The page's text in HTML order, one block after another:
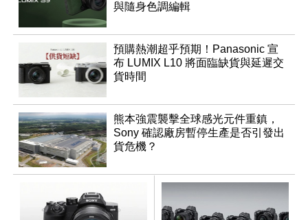
與隨身色調編輯
預購熱潮超乎預期！Panasonic 宣
布 LUMIX L10 將面臨缺貨與延遲交
貨時間
熊本強震襲擊全球感光元件重鎮，
Sony 確認廠房暫停生產是否引發出
貨危機？